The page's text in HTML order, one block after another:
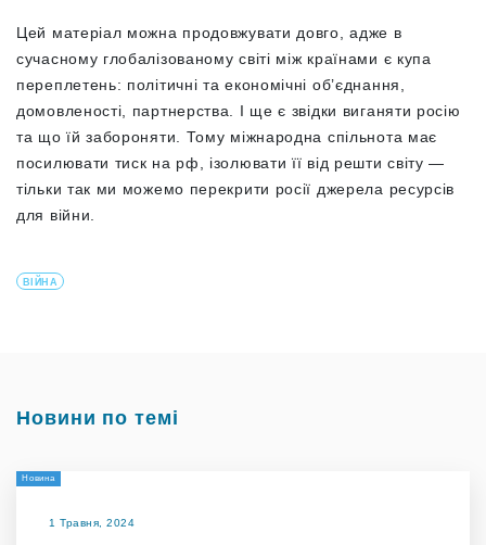
Цей матеріал можна продовжувати довго, адже в
сучасному глобалізованому світі між країнами є купа
переплетень: політичні та економічні об’єднання,
домовленості, партнерства. І ще є звідки виганяти росію
та що їй забороняти. Тому міжнародна спільнота має
посилювати тиск на рф, ізолювати її від решти світу —
тільки так ми можемо перекрити росії джерела ресурсів
для війни.
ВІЙНА
Новини по темі
Новина
1 Травня, 2024